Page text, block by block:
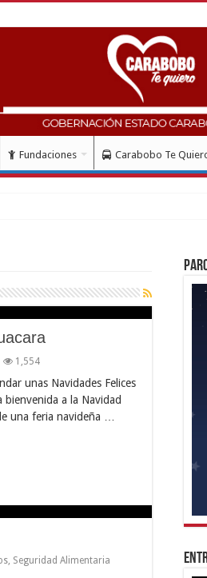
Fundaciones Carabobo Te
1,554
unas Navidades Felices
bienvenida a la Navidad
una feria navideña …
Seguridad Alimentaria